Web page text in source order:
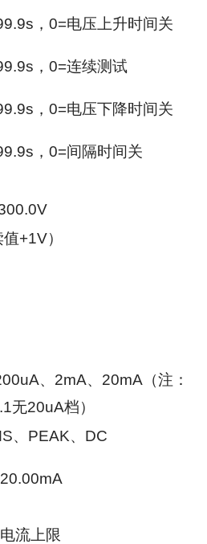
，0=电压上升时间关
，0=连续测试
，0=电压下降时间关
，0=间隔时间关
+1V）
、2mA、20mA（注：
无20uA档）
、PEAK、DC
流上限